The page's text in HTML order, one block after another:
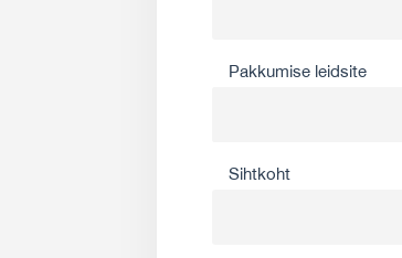
Pakkumise leidsite
Sihtkoht